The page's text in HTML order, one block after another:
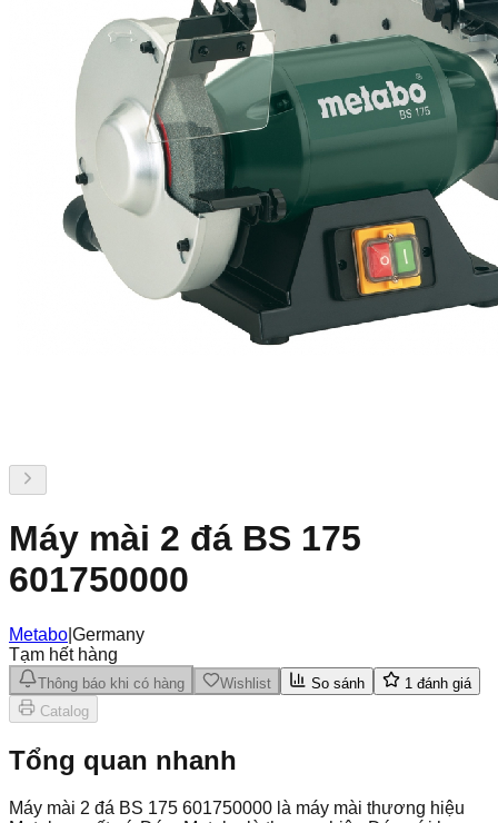
Máy mài 2 đá BS 175
601750000
Metabo Germany
Tạm hết hàng
Thông báo khi có hàng Wishlist So sánh 1 đánh giá
Catalog
Tổng quan nhanh
Máy mài 2 đá BS 175 601750000 là máy mài thương hiệu